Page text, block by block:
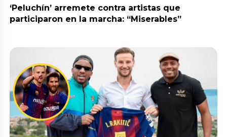
‘Peluchín’ arremete contra artistas que
participaron en la marcha: “Miserables”